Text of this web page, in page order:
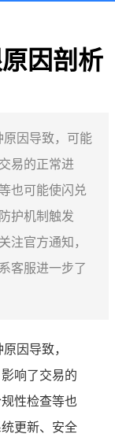
因剖析
因导致，可能
易的正常进
也可能使闪兑
护机制触发
注官方通知，
客服进一步了
因导致，
响了交易的
性检查等也
更新、安全